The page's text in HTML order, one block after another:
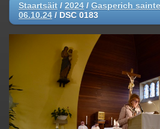
Staartsäit / 2024 / Gasperich
06.10.24 / DSC 0183